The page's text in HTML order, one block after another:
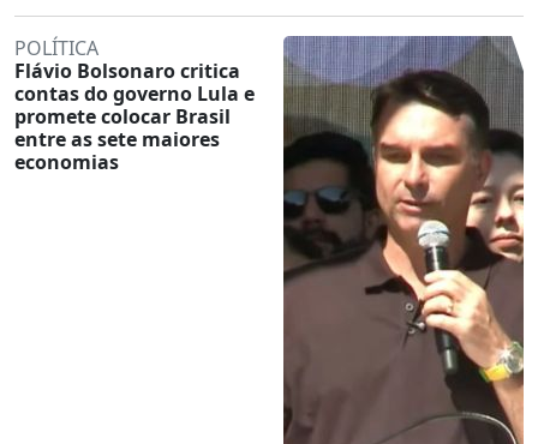
POLÍTICA
Flávio Bolsonaro critica
contas do governo Lula e
promete colocar Brasil
entre as sete maiores
economias